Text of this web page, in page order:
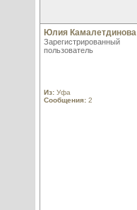
Юлия Камалетдинова
Зарегистрированный
пользователь
Из: Уфа
Сообщения: 2